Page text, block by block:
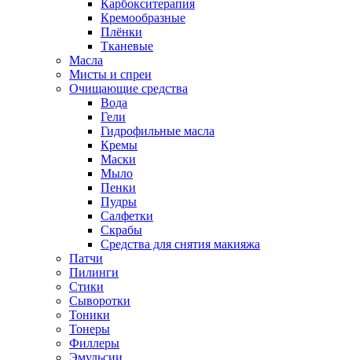
Карбокситерапия
Кремообразные
Плёнки
Тканевые
Масла
Мисты и спреи
Очищающие средства
Вода
Гели
Гидрофильные масла
Кремы
Маски
Мыло
Пенки
Пудры
Салфетки
Скрабы
Средства для снятия макияжа
Патчи
Пилинги
Стики
Сыворотки
Тоники
Тонеры
Филлеры